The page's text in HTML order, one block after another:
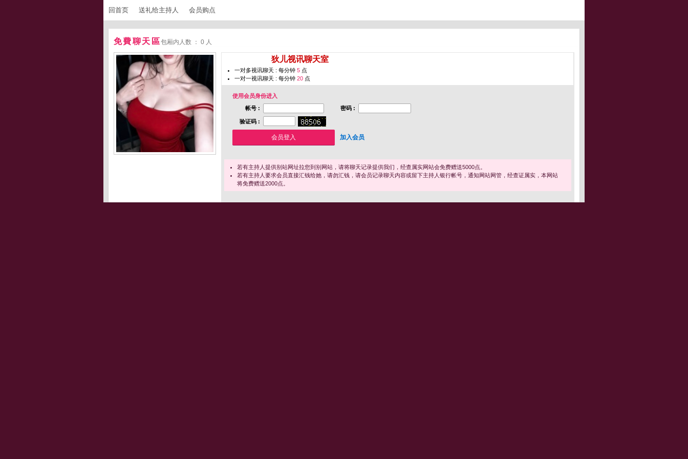
回首页 送礼给主持人 会员购点
免費聊天區包厢内人数 ： 0 人
狄儿视讯聊天室
一对多视讯聊天 : 每分钟 5 点
一对一视讯聊天 : 每分钟 20 点
使用会员身份进入
帐号 :
密码 :
验证码 :
加入会员
若有主持人提供别站网址拉您到别网站，请将聊天记录提供我们，经查属实网站会免费赠送5000点。
若有主持人要求会员直接汇钱给她，请勿汇钱，请会员记录聊天内容或留下主持人银行帐号，通知网站网管，经查证属实，本网站
将免费赠送2000点。